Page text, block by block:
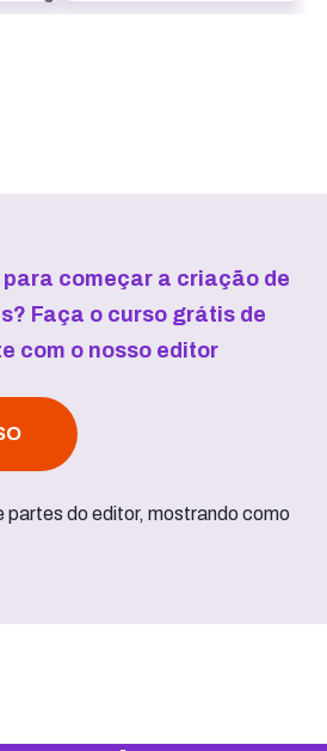
começar a criação de
Faça o curso grátis de
com o nosso editor